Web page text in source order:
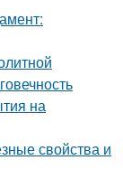
на
свойства и